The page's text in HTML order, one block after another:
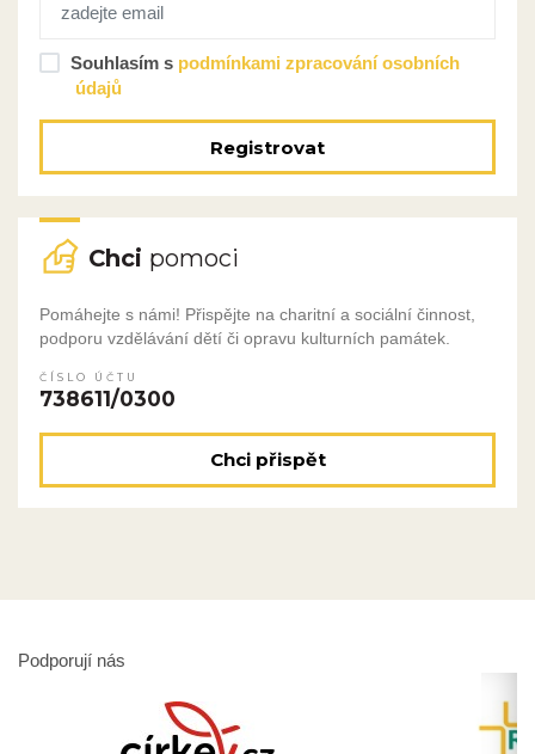
Souhlasím s podmínkami zpracování osobních
údajů
Registrovat
Chci pomoci
Pomáhejte s námi! Přispějte na charitní a sociální činnost,
podporu vzdělávání dětí či opravu kulturních památek.
ČÍSLO ÚČTU
738611/0300
Chci přispět
Podporují nás